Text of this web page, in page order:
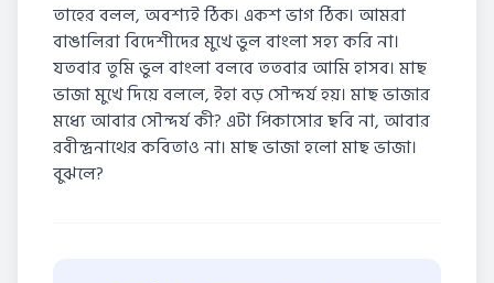
তাহের বলল, অবশ্যই ঠিক। একশ ভাগ ঠিক। আমরা
বাঙালিরা বিদেশীদের মুখে ভুল বাংলা সহ্য করি না।
যতবার তুমি ভুল বাংলা বলবে ততবার আমি হাসব। মাছ
ভাজা মুখে দিয়ে বললে, ইহা বড় সৌন্দর্য হয়। মাছ ভাজার
মধ্যে আবার সৌন্দৰ্য কী? এটা পিকাসোর ছবি না, আবার
রবীন্দ্রনাথের কবিতাও না। মাছ ভাজা হলো মাছ ভাজা।
বুঝলে?